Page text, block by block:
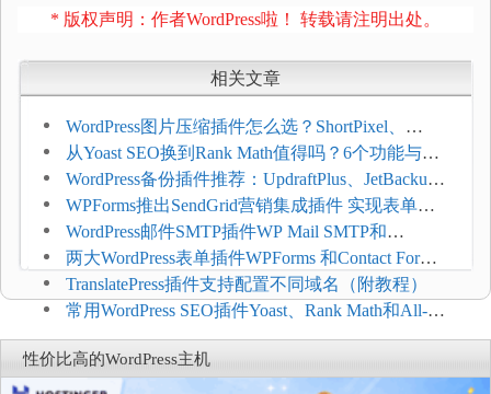
* 版权声明：作者WordPress啦！ 转载请注明出处。
相关文章
WordPress图片压缩插件怎么选？ShortPixel、
Imagify、Smush和EWWW全面对比
从Yoast SEO换到Rank Math值得吗？6个功能与切
换前检查清单
WordPress备份插件推荐：UpdraftPlus、JetBackup
和主机自动备份等方案
WPForms推出SendGrid营销集成插件 实现表单联
系人自动同步
WordPress邮件SMTP插件WP Mail SMTP和
FluentSMT对比评测
两大WordPress表单插件WPForms 和Contact Form 7
哪个好
TranslatePress插件支持配置不同域名（附教程）
常用WordPress SEO插件Yoast、Rank Math和All-in-
One SEO对比分析
性价比高的WordPress主机